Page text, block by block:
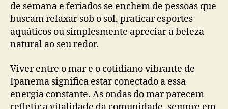
de semana e feriados se enchem de pessoas que
buscam relaxar sob o sol, praticar esportes
aquáticos ou simplesmente apreciar a beleza
natural ao seu redor.
Viver entre o mar e o cotidiano vibrante de
Ipanema significa estar conectado a essa
energia constante. As ondas do mar parecem